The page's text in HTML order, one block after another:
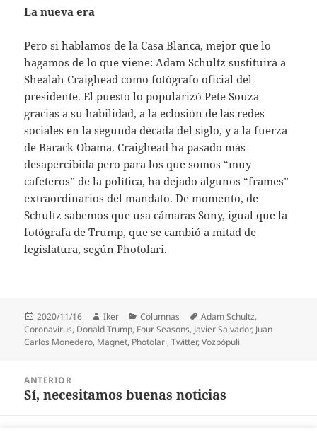
La nueva era
Pero si hablamos de la Casa Blanca, mejor que lo
hagamos de lo que viene: Adam Schultz sustituirá a
Shealah Craighead como fotógrafo oficial del
presidente. El puesto lo popularizó Pete Souza
gracias a su habilidad, a la eclosión de las redes
sociales en la segunda década del siglo, y a la fuerza
de Barack Obama. Craighead ha pasado más
desapercibida pero para los que somos “muy
cafeteros” de la política, ha dejado algunos “frames”
extraordinarios del mandato. De momento, de
Schultz sabemos que usa cámaras Sony, igual que la
fotógrafa de Trump, que se cambió a mitad de
legislatura, según Photolari.
Publicado
el
2020/11/16 Autor
Iker Categorías
Columnas Etiquetas
Adam Schultz,
Coronavirus, Donald Trump, Four Seasons, Javier Salvador, Juan
Carlos Monedero, Magnet, Photolari,Twitter,Vozpópuli
entradas
ANTERIOR
Entrada
Sí, necesitamos buenas noticias